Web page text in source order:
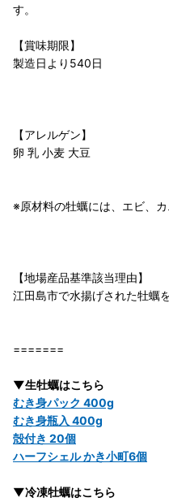
す。
【賞味期限】
製造日より540日
【アレルゲン】
卵 乳 小麦 大豆
※原材料の牡蠣には、エビ、
【地場産品基準該当理由】
江田島市で水揚げされた牡蠣
=======
▼生牡蠣はこちら
むき身パック 400g
むき身瓶入 400g
殻付き 20個
ハーフシェル かき小町6個
▼冷凍牡蠣はこちら